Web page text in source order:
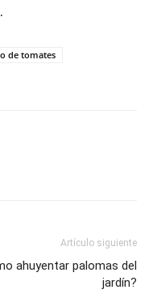
.
de tomates
Artículo siguiente
ahuyentar palomas del
jardín?